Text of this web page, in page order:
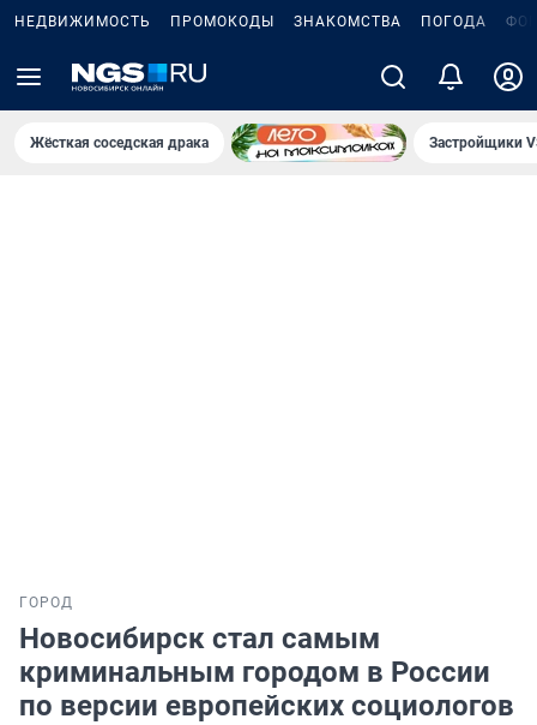
НЕДВИЖИМОСТЬ ПРОМОКОДЫ ЗНАКОМСТВА ПОГОДА
Жёсткая соседская драка Застройщики
ГОРОД
Новосибирск стал самым
криминальным городом в России
по версии европейских социологов